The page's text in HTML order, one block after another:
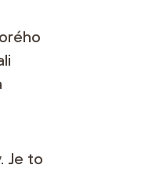
Je to